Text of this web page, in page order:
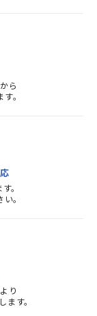
ら
。
。
。
り
す。